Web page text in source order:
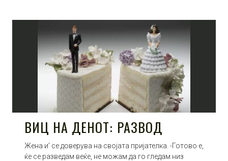
ВИЦ НА ДЕНОТ: РАЗВОД
Жена и’ се доверува на својата пријателка. -Готово е,
ќе се разведам веќе, не можам да го гледам низ